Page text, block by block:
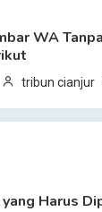
WA
tribun cianjur
Harus